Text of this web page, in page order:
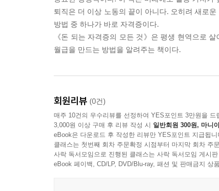
퇴직은 더 이상 노동의 끝이 아니다. 오히려 새로
방법 중 하나가 바로 자격증이다.
《돈 되는 자격증의 모든 것》은 평생 현역으로
월급을 만드는 방법을 알려주는 책이다.
회원리뷰 (0건)
매주 10건의 우수리뷰를 선정하여 YES포인트 3만원을 드
3,000원 이상 구매 후 리뷰 작성 시 일반회원 300원, 마니
eBook은 다운로드 후 작성한 리뷰만 YES포인트 지급됩니
클래스는 첫번째 회차 주문확정 시점부터 마지막 회차 주
사락 독서모임으로 진행된 클래스는 사락 독서모임 게시
eBook 페이백, CD/LP, DVD/Blu-ray, 패션 및 판매금지 상